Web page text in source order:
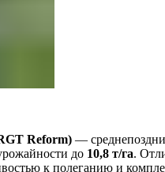
Reform) —
до 10,8 т/га.
к полеганию и